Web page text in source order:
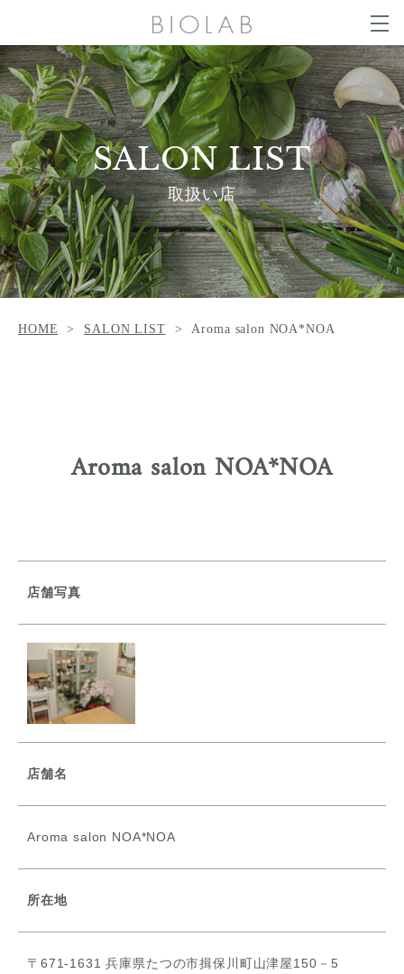
t
o
g
g
l
e
n
a
v
i
g
a
t
o
n
SALON LIST
取扱い店
HOME SALON LIST Aroma salon NOA*NOA
Aroma salon NOA*NOA
店舗写真
店舗名
Aroma salon NOA*NOA
所在地
〒671-1631 兵庫県たつの市揖保川町山津屋150－5
g
l
e
n
a
i
g
a
t
i
o
n
COLUMN
SALON LIST
NEWS CONTACT
ONLINE SHOP